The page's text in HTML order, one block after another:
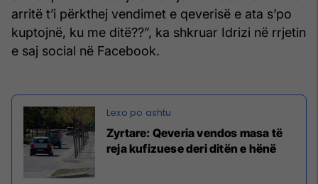
arritë t’i përkthej vendimet e qeverisë e ata s’po
kuptojnë, ku me ditë??”, ka shkruar Idrizi në rrjetin
e saj social në Facebook.
Zyrtare: Qeveria vendos masa të
reja kufizuese deri ditën e hënë